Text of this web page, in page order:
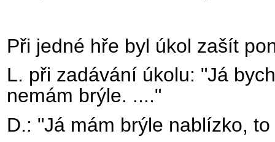
Při jedné hře byl úkol zašít
L. při zadávání úkolu: "Já
nemám brýle. ...."
D.: "Já mám brýle nablízko,